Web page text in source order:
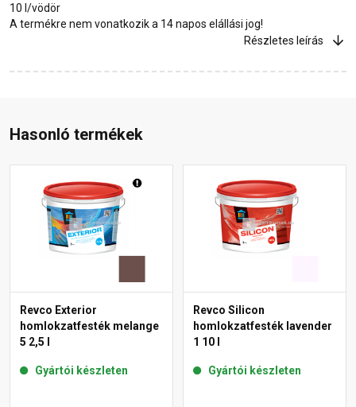
10 l/vödör
A termékre nem vonatkozik a 14 napos elállási jog!
Részletes leírás
Hasonló termékek
Revco Exterior
homlokzatfesték melange
5 2,5 l
Gyártói készleten
Revco Silicon
homlokzatfesték lavender
1 10 l
Gyártói készleten